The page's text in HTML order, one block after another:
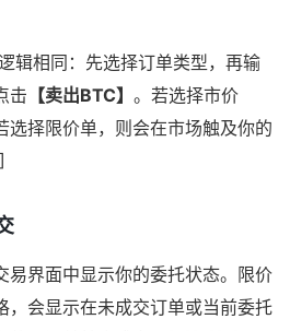
辑相同：先选择订单类型，再输
击 【卖出BTC】 。若选择市价
选择限价单，则会在市场触及你的
易界面中显示你的委托状态。限价
，会显示在未成交订单或当前委托